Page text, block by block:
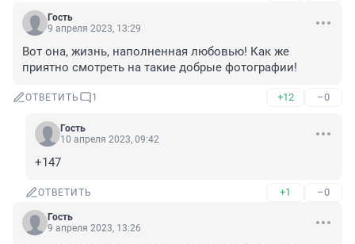
Гость
9 апреля 2023, 13:29
Вот она, жизнь, наполненная любовью! Как же
приятно смотреть на такие добрые фотографии!
ОТВЕТИТЬ 1 +12 –0
Гость
10 апреля 2023, 09:42
+147
ОТВЕТИТЬ +1 –0
Гость
9 апреля 2023, 13:26